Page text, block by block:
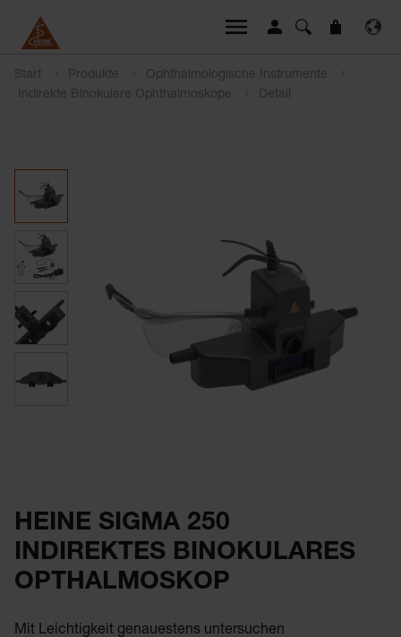
Start Produkte
Ophthalmologische Instrumente
Indirekte Binokulare Ophthalmoskope
Detail
HEINE SIGMA 250
INDIREKTES BINOKULARES
OPTHALMOSKOP
Mit Leichtigkeit genauestens untersuchen